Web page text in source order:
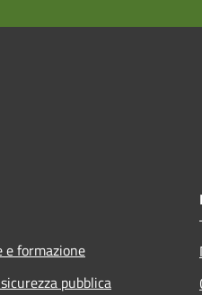
e formazione
pubblica